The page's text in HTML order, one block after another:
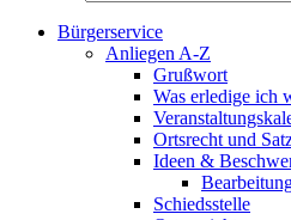
Bürgerservice
Anliegen A-Z
Grußwort
Was erledige ich
Ortsrecht und
Ideen &
Schiedsstelle